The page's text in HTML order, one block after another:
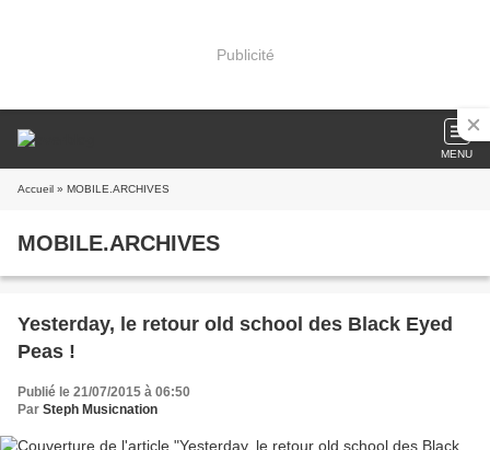
Publicité
MENU
Accueil » MOBILE.ARCHIVES
MOBILE.ARCHIVES
Yesterday, le retour old school des Black Eyed
Peas !
Publié le 21/07/2015 à 06:50
Par Steph Musicnation